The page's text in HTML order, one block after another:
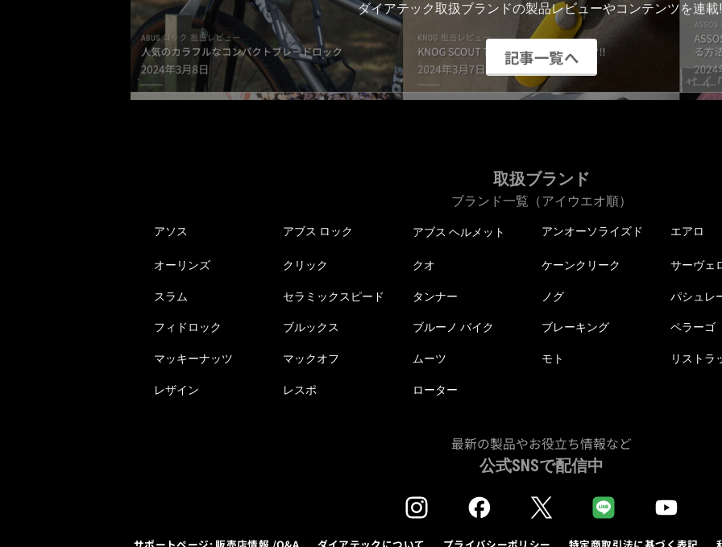
ダイアテック取扱ブランドの製品レビューやコンテンツを連載
記事一覧へ
取扱ブランド
ブランド一覧（アイウエオ順）
アソス アブス ロック アブス ヘルメット アンオーソライズド エアロ
オーリンズ クリック クオ ケーンクリーク サーヴェ
スラム セラミックスピード タンナー ノグ パシュレ
フィドロック ブルックス ブルーノ バイク ブレーキング ペラーゴ
マッキーナッツ マックオフ ムーツ モト リストラ
レザイン レスポ ローター
最新の製品やお役立ち情報など
公式SNSで配信中